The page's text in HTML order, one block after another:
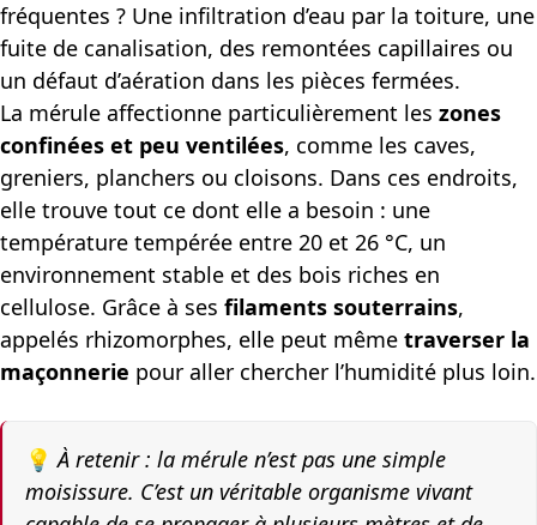
fréquentes ? Une infiltration d’eau par la toiture, une
fuite de canalisation, des remontées capillaires ou
un défaut d’aération dans les pièces fermées.
La mérule affectionne particulièrement les zones
confinées et peu ventilées, comme les caves,
greniers, planchers ou cloisons. Dans ces endroits,
elle trouve tout ce dont elle a besoin : une
température tempérée entre 20 et 26 °C, un
environnement stable et des bois riches en
cellulose. Grâce à ses filaments souterrains,
appelés rhizomorphes, elle peut même traverser la
maçonnerie pour aller chercher l’humidité plus loin.
💡 À retenir : la mérule n’est pas une simple
moisissure. C’est un véritable organisme vivant